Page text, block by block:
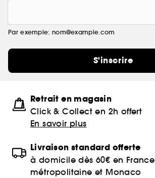
Par exemple: nom@example.com
S'inscrire
Retrait en magasin
Click & Collect en 2h offert
En savoir plus
Livraison standard offerte
à domicile dès 60€ en France
métropolitaine et Monaco